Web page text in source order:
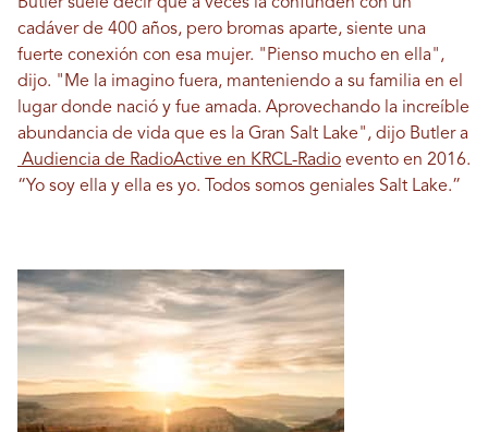
cadáver de 400 años, pero bromas aparte, siente una
fuerte conexión con esa mujer. "Pienso mucho en ella",
dijo. "Me la imagino fuera, manteniendo a su familia en el
lugar donde nació y fue amada. Aprovechando la increíble
abundancia de vida que es la Gran Salt Lake", dijo Butler a
Audiencia de RadioActive en KRCL-Radio evento en 2016.
“Yo soy ella y ella es yo. Todos somos geniales Salt Lake.”